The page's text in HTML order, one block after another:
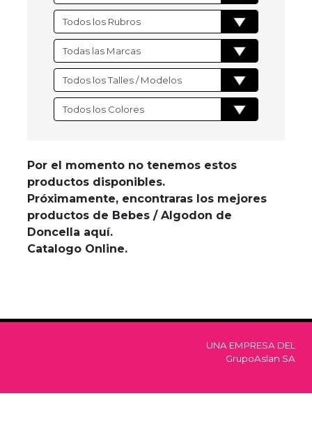
Por el momento no tenemos estos
productos disponibles.
Próximamente, encontraras los mejores
productos de Bebes / Algodon de
Doncella aquí.
Catalogo Online.
UNA EMPRESA DEL
GrupoAslan SA